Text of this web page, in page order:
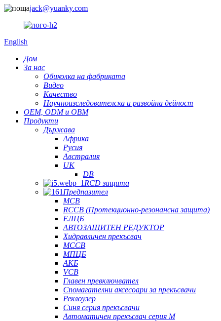
jack@yuanky.com
English
Дом
За нас
Обиколка на фабриката
Видео
Качество
Научноизследователска и развойна дейност
OEM, ODM и OBM
Продукти
Държава
Африка
Русия
Австралия
UK
DB
RCD защита
Предпазител
MCB
RCCB (Протекционно-резонансна защита)
ЕЛЦБ
АВТОЗАЩИТЕН РЕДУКТОР
Хидравличен прекъсвач
MCCB
МПЦБ
АКБ
VCB
Главен превключвател
Спомагателни аксесоари за прекъсвачи
Реклоузер
Синя серия прекъсвачи
Автоматичен прекъсвач серия M